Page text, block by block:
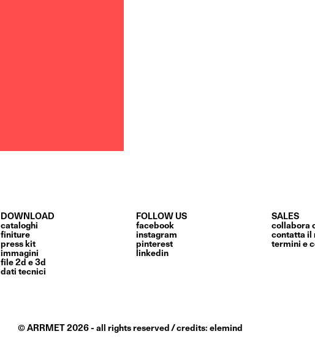
DOWNLOAD
cataloghi
finiture
press kit
immagini
file 2d e 3d
dati tecnici
FOLLOW US
facebook
instagram
pinterest
linkedin
SALES
collabora
contatta il
termini e
© ARRMET 2026 - all rights reserved / credits: elemind